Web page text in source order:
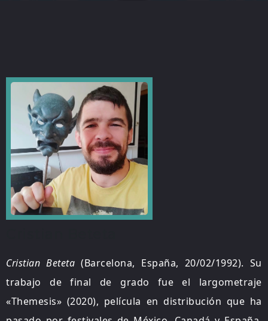
Cristian Beteta (Barcelona, España, 20/02/1992). Su
trabajo de final de grado fue el largometraje
«Themesis» (2020), película en distribución que ha